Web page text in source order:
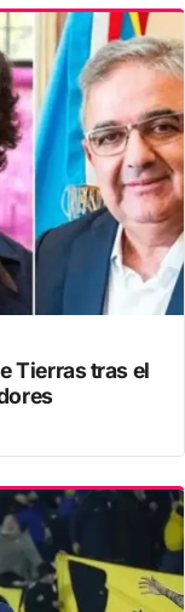
Tierras tras el